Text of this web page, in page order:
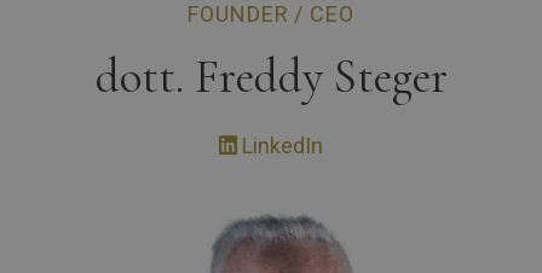
FOUNDER / CEO
dott. Freddy Steger
LinkedIn